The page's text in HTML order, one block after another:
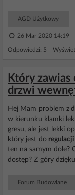
AGD Użytkowy
26 Mar 2020 14:19
Odpowiedzi: 5
Który
drzwi
Hej Mam problem z
w kierunku klamki
gresu, ale jest lekki
który jest do regulacji
ten na samym dole?
dostęp? Z góry
Forum Budowlane